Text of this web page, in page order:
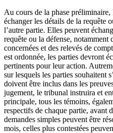
Au cours de la phase préliminaire,
échanger les détails de la requête
l’autre partie. Elles peuvent
requête ou la défense, notamment
concernées et des relevés de
est ordonnée, les parties devront
pertinents pour leur action.
sur lesquels les parties souhaitent
doivent être inclus dans les
jugement, le tribunal instruira et
principale, tous les témoins,
respectifs de chaque partie, avant
demandes simples peuvent être
mois, celles plus contestées